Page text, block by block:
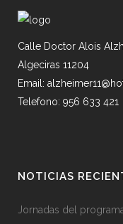
Calle Doctor Alois
Algeciras 11204
Email:
Telefono: 956 633 421
NOTICIAS
Jornadas del